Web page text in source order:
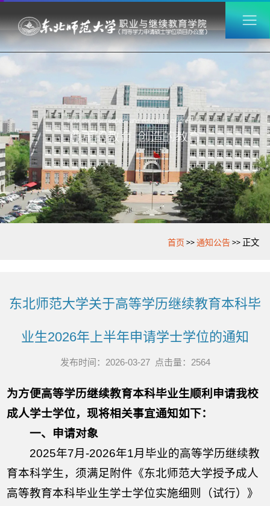
首页 >>通知公告>> 正文
东北师范大学关于高等学历继续教育本科毕
业生2026年上半年申请学士学位的通知
发布时间：2026-03-27 点击量： 2564
为方便高等学历继续教育本科毕业生顺利申请我校
成人学士学位，现将相关事宜通知如下：
一、申请对象
2025年7月-2026年1月毕业的高等学历继续教
育本科学生，须满足附件《东北师范大学授予成人
高等教育本科毕业生学士学位实施细则（试行）》